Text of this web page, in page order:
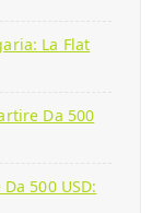
La Flat
Da 500
500 USD: